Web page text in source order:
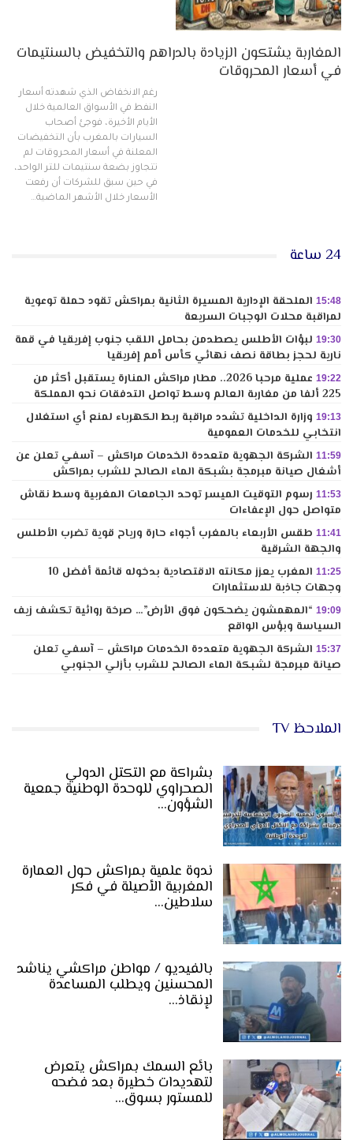
المغاربة يشتكون الزيادة بالدراهم والتخفيض بالسنتيمات
في أسعار المحروقات
رغم الانخفاض الذي شهدته أسعار
النفط في الأسواق العالمية خلال
الأيام الأخيرة، فوجئ أصحاب
السيارات بالمغرب بأن التخفيضات
المعلنة في أسعار المحروقات لم
تتجاوز بضعة سنتيمات للتر الواحد،
في حين سبق للشركات أن رفعت
الأسعار خلال الأشهر الماضية…
24 ساعة
15:48 الملحقة الإدارية المسيرة الثانية بمراكش تقود حملة توعوية
لمراقبة محلات الوجبات السريعة
19:30 لبؤات الأطلس يصطدمن بحامل اللقب جنوب إفريقيا في قمة
نارية لحجز بطاقة نصف نهائي كأس أمم إفريقيا
19:22
عملية مرحبا 2026.. مطار مراكش المنارة يستقبل أكثر من
225 ألفا من مغاربة العالم وسط تواصل التدفقات نحو المملكة
19:13 وزارة الداخلية تشدد مراقبة ربط الكهرباء لمنع أي استغلال
انتخابي للخدمات العمومية
11:59 الشركة الجهوية متعددة الخدمات مراكش – آسفي تعلن عن
أشغال صيانة مبرمجة بشبكة الماء الصالح للشرب بمراكش
11:53 رسوم التوقيت الميسر توحد الجامعات المغربية وسط نقاش
متواصل حول الإعفاءات
11:41 طقس الأربعاء بالمغرب أجواء حارة ورياح قوية تضرب الأطلس
والجهة الشرقية
11:25
المغرب يعزز مكانته الاقتصادية بدخوله قائمة أفضل 10
وجهات جاذبة للاستثمارات
19:09 “المهمشون يضحكون فوق الأرض”… صرخة روائية تكشف زيف
السياسة وبؤس الواقع
15:37 الشركة الجهوية متعددة الخدمات مراكش – آسفي تعلن
صيانة مبرمجة لشبكة الماء الصالح للشرب بأزلي الجنوبي
الملاحظ TV
بشراكة مع التكتل الدولي
الصحراوي للوحدة الوطنية جمعية
الشؤون…
ندوة علمية بمراكش حول العمارة
المغربية الأصيلة في فكر
سلاطين…
بالفيديو / مواطن مراكشي يناشد
المحسنين ويطلب المساعدة
لإنقاذ…
بائع السمك بمراكش يتعرض
لتهديدات خطيرة بعد فضحه
للمستور بسوق…